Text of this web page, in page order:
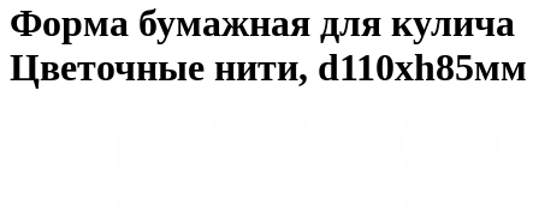
Форма бумажная для кулича
Цветочные нити, d110хh85мм